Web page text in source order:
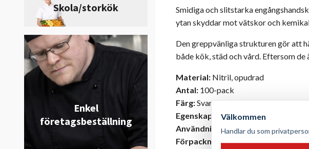
Skola/storkök
Enkel
företagsbeställning
Smidiga och slitstarka
ytan skyddar mot vätskor och
Den greppvänliga strukturen gör att
både kök, städ och vård. Eftersom
Material: Nitril, opudrad
Antal: 100-pack
Färg:Svart
Egenskaper:Slitstarka,
Användning: Lämpliga för
Förpackning:Engångshandskar
Välkommen
Handlar du som